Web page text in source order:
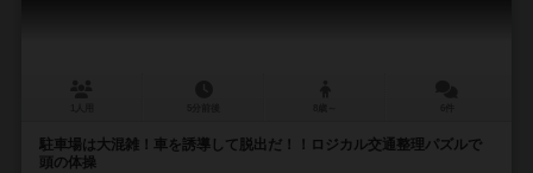
駐車場は大混雑！車を誘導して脱出だ！！ロジカル交通整理パズルで
頭の体操